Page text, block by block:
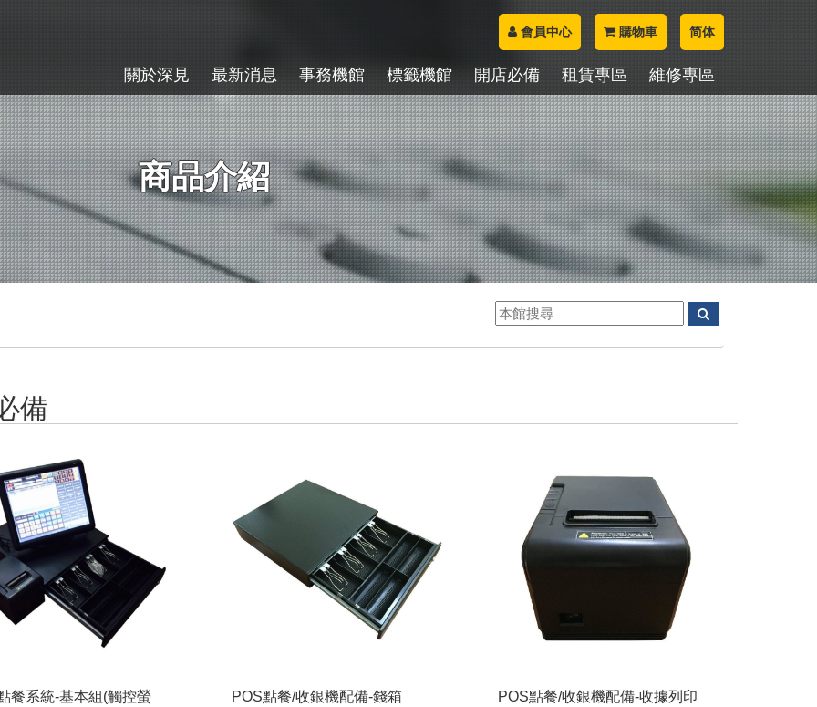
會員中心 購物車 简体
關於深見 最新消息 事務機館 標籤機館 開店必備 租賃專區 維修專區
商品介紹
備
餐系統-基本組(觸控螢
POS點餐/收銀機配備-錢箱
POS點餐/收銀機配備-收據列印